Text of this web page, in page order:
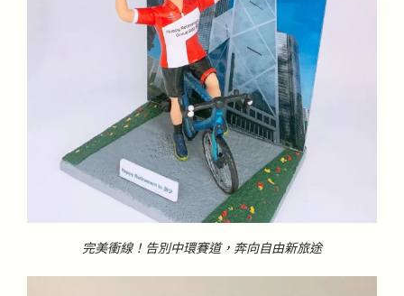
完美衝線！告別中環賽道，奔向自由新旅途